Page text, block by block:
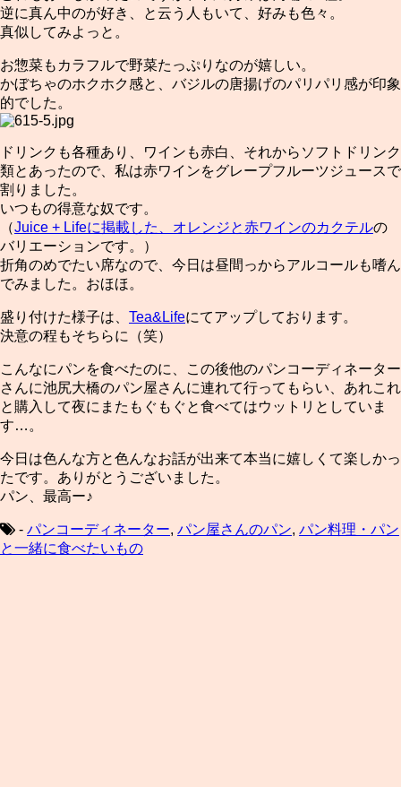
逆に真ん中のが好き、と云う人もいて、好みも色々。
真似してみよっと。
お惣菜もカラフルで野菜たっぷりなのが嬉しい。
かぼちゃのホクホク感と、バジルの唐揚げのパリパリ感が印象
的でした。
ドリンクも各種あり、ワインも赤白、それからソフトドリンク
類とあったので、私は赤ワインをグレープフルーツジュースで
割りました。
いつもの得意な奴です。
（Juice + Lifeに掲載した、オレンジと赤ワインのカクテルの
バリエーションです。）
折角のめでたい席なので、今日は昼間っからアルコールも嗜ん
でみました。おほほ。
盛り付けた様子は、 Tea&Lifeにてアップしております。
決意の程もそちらに（笑）
こんなにパンを食べたのに、この後他のパンコーディネーター
さんに池尻大橋のパン屋さんに連れて行ってもらい、あれこれ
と購入して夜にまたもぐもぐと食べてはウットリとしていま
す…。
今日は色んな方と色んなお話が出来て本当に嬉しくて楽しかっ
たです。ありがとうございました。
パン、最高ー♪
- パンコーディネーター, パン屋さんのパン, パン料理・パン
と一緒に食べたいもの